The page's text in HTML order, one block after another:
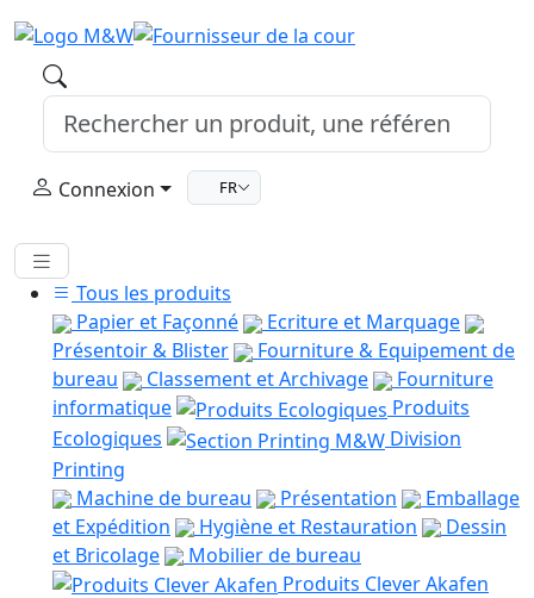
Connexion FR
Tous les produits
Papier et Façonné
Ecriture et Marquage
Présentoir & Blister
Fourniture & Equipement de
bureau
Classement et Archivage
Fourniture
informatique
Produits
Ecologiques
Division
Printing
Machine de bureau
Présentation
Emballage
et Expédition
Hygiène et Restauration
Dessin
et Bricolage
Mobilier de bureau
Produits Clever Akafen